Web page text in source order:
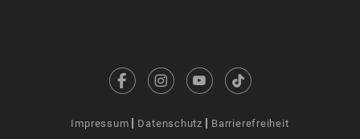
Impressum Datenschutz Barrierefreiheit